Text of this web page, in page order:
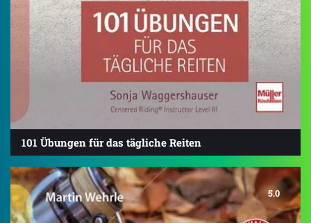
101 Übungen für das tägliche Reiten
5.0